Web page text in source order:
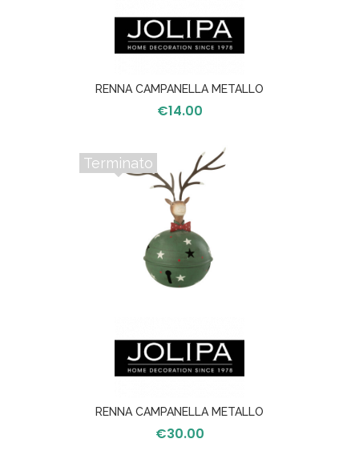
RENNA CAMPANELLA METALLO
VERDE/ROSSO
€14.00
Terminato
RENNA CAMPANELLA METALLO
VERDE/ROSSO L
€30.00